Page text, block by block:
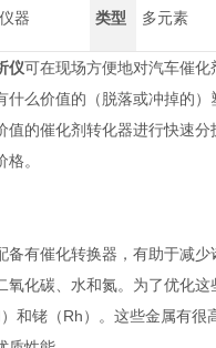
器 类型 多元素
仪可在现场方便地对汽车催化
什么价值的（脱落或冲掉的）
值的催化剂转化器进行快速
。
备有催化转换器，有助于减
氧化碳、水和氮。为了优化
和铑（Rh）。这些金属有很